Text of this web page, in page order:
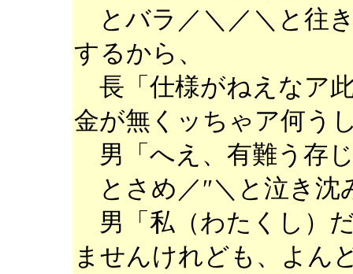
とバラ／＼／＼と往
するから、
長「仕様がねえなア
金が無くッちゃア何う
男「へえ、有難う存
とさめ／″＼と泣き沈
男「私（わたくし）
ませんけれども、よん